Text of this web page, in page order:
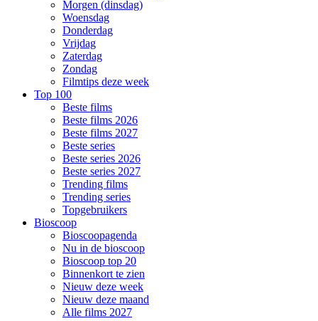
Morgen (dinsdag)
Woensdag
Donderdag
Vrijdag
Zaterdag
Zondag
Filmtips deze week
Top 100
Beste films
Beste films 2026
Beste films 2027
Beste series
Beste series 2026
Beste series 2027
Trending films
Trending series
Topgebruikers
Bioscoop
Bioscoopagenda
Nu in de bioscoop
Bioscoop top 20
Binnenkort te zien
Nieuw deze week
Nieuw deze maand
Alle films 2027